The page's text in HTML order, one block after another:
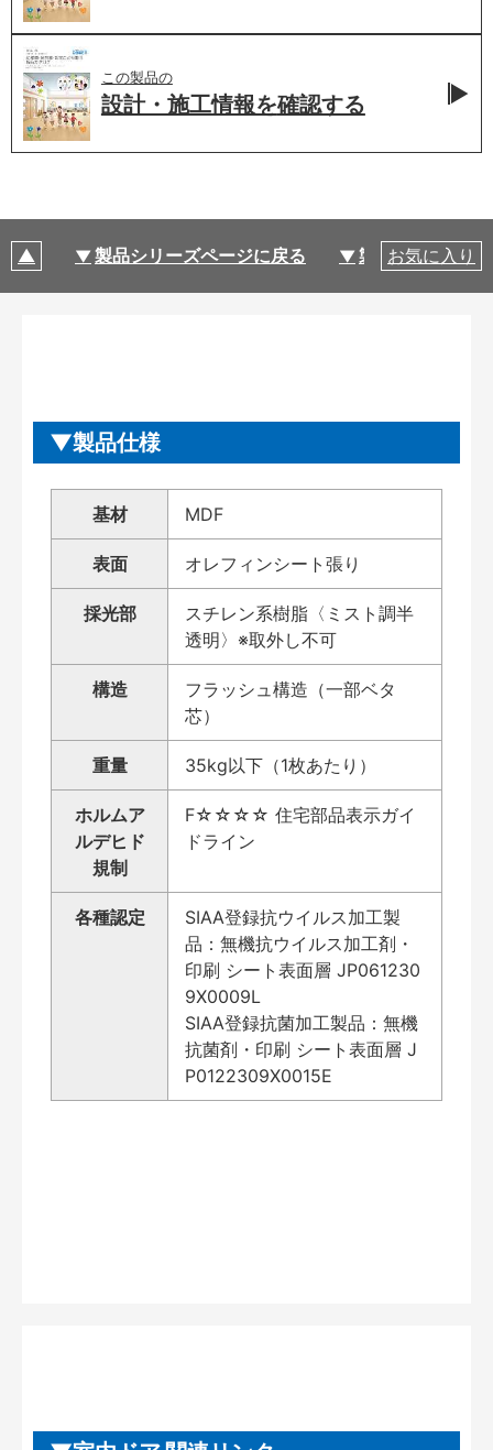
この製品の
設計・施工情報を確認する
製品シリーズページに戻る 製品仕様
お気に入り
製品仕様
基材 MDF
表面 オレフィンシート張り
採光部
スチレン系樹脂〈ミスト調半
透明〉※取外し不可
構造
フラッシュ構造（一部ベタ
芯）
重量 35kg以下（1枚あたり）
ホルムア
ルデヒド
規制
F☆☆☆☆ 住宅部品表示ガイ
ドライン
各種認定
SIAA登録抗ウイルス加工製
品：無機抗ウイルス加工剤・
印刷 シート表面層 JP061230
9X0009L
SIAA登録抗菌加工製品：無機
抗菌剤・印刷 シート表面層 J
P0122309X0015E